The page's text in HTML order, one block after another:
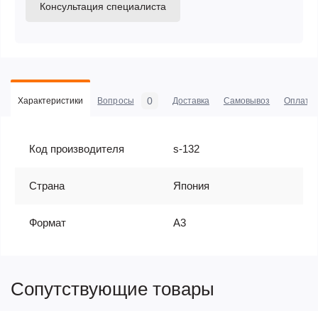
Консультация специалиста
Характеристики Вопросы 0 Доставка Самовывоз Оплата
Код производителя s-132
Страна Япония
Формат A3
Сопутствующие товары